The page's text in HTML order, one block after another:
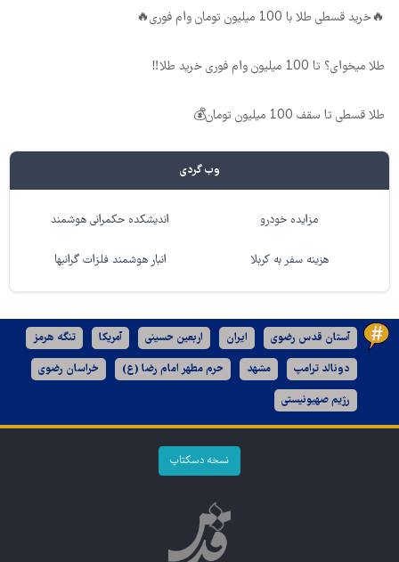
🔥خرید قسطی طلا با 100 میلیون تومان وام فوری🔥
طلا میخوای؟ تا 100 میلیون وام فوری خرید طلا‼️
طلا قسطی تا سقف 100 میلیون تومان💰
وب گردی
مزایده خودرو اندیشکده حکمرانی هوشمند
هزینه سفر به کربلا انبار هوشمند فلزات گرانبها
آستان قدس رضوی ایران اربعین حسینی آمریکا تنگه هرمز
دونالد ترامپ مشهد حرم مطهر امام رضا (ع) خراسان رضوی
رژیم صهیونیستی
نسخه دسکتاپ